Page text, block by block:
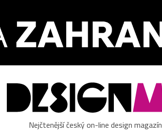
Nejčtenější český on-line design